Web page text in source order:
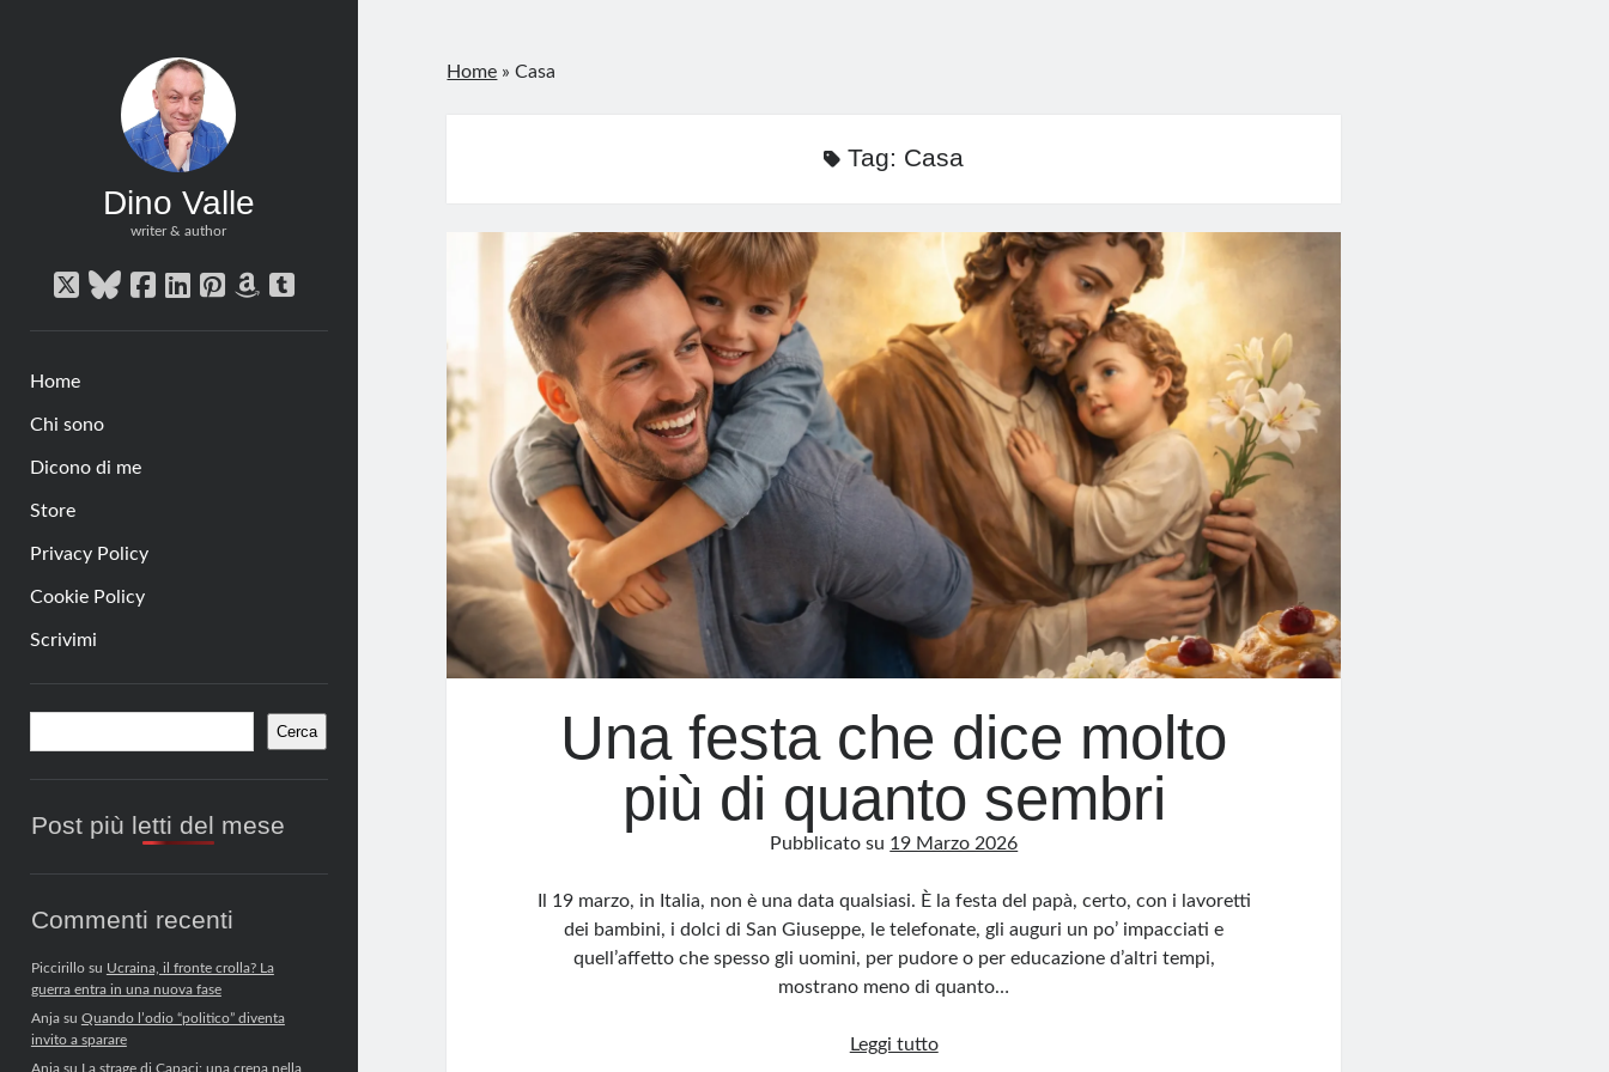
Dino Valle
writer & author
twitterbluesky
facebook
linkedin
pinterest
amazon
tumblr
Home
Chi sono
Dicono di me
Store
Privacy Policy
Cookie Policy
Scrivimi
Barra
laterale
Cerca
Post più letti del mese
Commenti recenti
Piccirillosu Ucraina, il fronte crolla? La
guerra entra in una nuova fase
Anjasu Quando l’odio “politico” diventa
invito a sparare
Anjasu La strage di Capaci: una crepa nella
Home »Casa
Tag: Casa
Una festa che dice molto
più di quanto sembri
Pubblicato su 19 Marzo 2026
Il 19 marzo, in Italia, non è una data qualsiasi. È la festa del papà, certo, con i lavoretti
dei bambini, i dolci di San Giuseppe, le telefonate, gli auguri un po’ impacciati e
quell’affetto che spesso gli uomini, per pudore o per educazione d’altri tempi,
mostrano meno di quanto…
Leggi tuttoUna